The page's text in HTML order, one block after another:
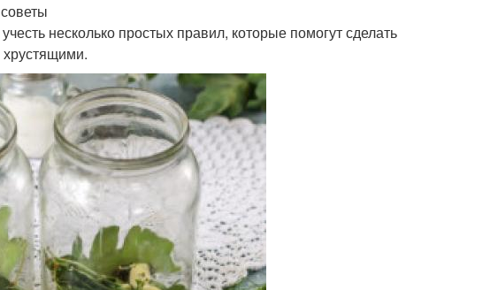
несколько простых правил, которые помогут сделать